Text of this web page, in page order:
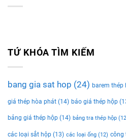
TỨ KHÓA TÌM KIẾM
bang gia sat hop (24) barem thép
giá thép hòa phát (14) báo giá thép hộp
bảng giá thép hộp (14) bảng tra thép hộp
các loại sắt hộp (13) các loại ống (12) công